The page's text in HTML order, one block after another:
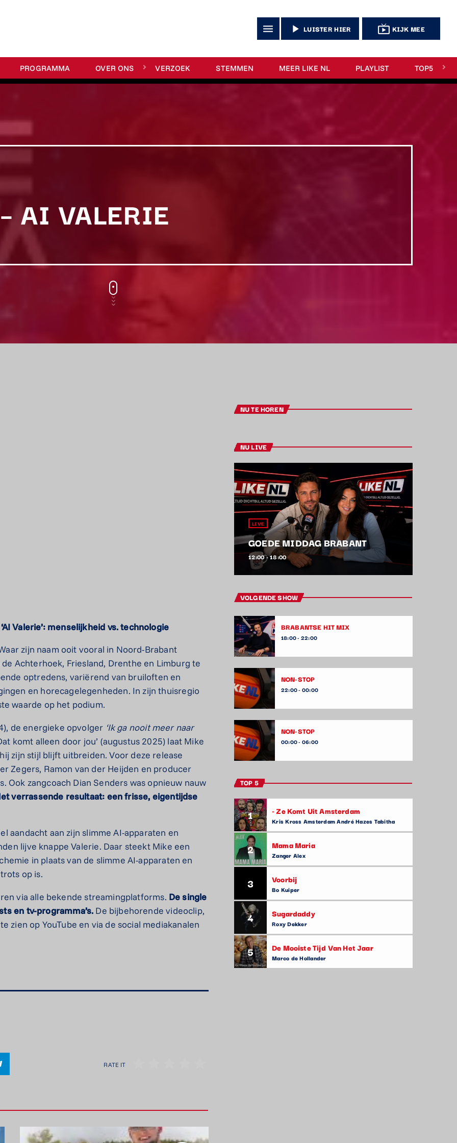
PROGRAMMA OVER ONS VERZOEK STEMMEN MEER LIKE NL PLAYLIST TOP5
menu play_arrow LUISTER HIER live_tv KIJK MEE
AI VALERIE
Valerie’: menselijkheid vs. technologie
zijn naam ooit vooral in Noord-Brabant
Achterhoek, Friesland, Drenthe en Limburg te
optredens, variërend van bruiloften en
en horecagelegenheden. In zijn thuisregio
waarde op het podium.
de energieke opvolger ‘Ik ga nooit meer naar
komt alleen door jou’ (augustus 2025) laat Mike
zijn stijl blijft uitbreiden. Voor deze release
Zegers, Ramon van der Heijden en producer
Ook zangcoach Dian Senders was opnieuw nauw
verrassende resultaat: een frisse, eigentijdse
aandacht aan zijn slimme AI-apparaten en
lijve knappe Valerie. Daar steekt Mike een
in plaats van de slimme AI-apparaten en
op is.
via alle bekende streamingplatforms. De single
en tv-programma’s. De bijbehorende videoclip,
zien op YouTube en via de social mediakanalen
RATE IT
NU TE HOREN
NU LIVE
LIVE
GOEDE MIDDAG BRABANT
12:00 - 18:00
VOLGENDE SHOW
BRABANTSE HIT MIX
18:00 - 22:00
NON-STOP
22:00 - 00:00
NON-STOP
00:00 - 06:00
TOP 5
1 - Ze Komt Uit Amsterdam
Kris Kross Amsterdam André Hazes Tabitha
2 Mama Maria
Zanger Alex
3 Voorbij
Bo Kuiper
4 Sugardaddy
Roxy Dekker
5 De Mooiste Tijd Van Het Jaar
Marco de Hollander